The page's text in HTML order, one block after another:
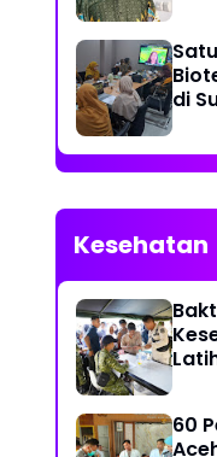
di
Kesehatan
60